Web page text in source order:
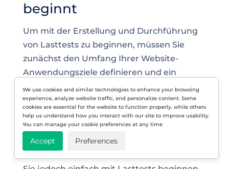
beginnt
Um mit der Erstellung und Durchführung
von Lasttests zu beginnen, müssen Sie
zunächst den Umfang Ihrer Website-
Anwendungsziele definieren und ein
Lasttest-Tool auswählen, das am besten zu
Ihnen passt. Früher wurden Lasttests meist
gegen Ende eines Entwicklungsprojekts
durchgeführt, und es erforderte viel
Können und Zeit, um zu wissen, wie man
We use cookies and similar technologies to enhance your browsing
experience, analyze website traffic, and personalize content. Some
cookies are essential for the website to function properly, while others
help us understand how you interact with our site to improve usability.
You can manage your cookie preferences at any time
Accept Preferences